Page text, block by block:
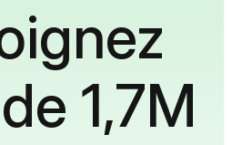
1,7M